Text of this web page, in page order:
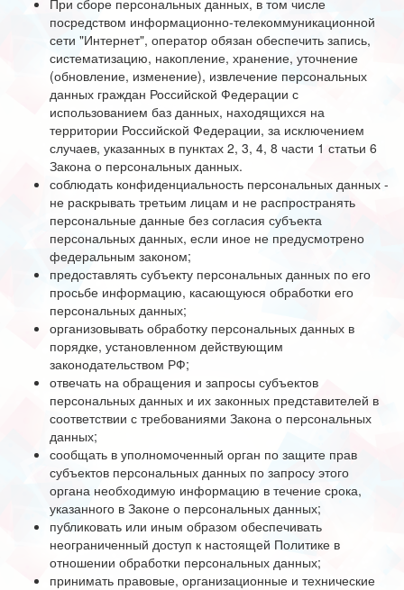
При сборе персональных данных, в том числе
посредством информационно-телекоммуникационной
сети "Интернет", оператор обязан обеспечить запись,
систематизацию, накопление, хранение, уточнение
(обновление, изменение), извлечение персональных
данных граждан Российской Федерации с
использованием баз данных, находящихся на
территории Российской Федерации, за исключением
случаев, указанных в пунктах 2, 3, 4, 8 части 1 статьи 6
Закона о персональных данных.
соблюдать конфиденциальность персональных данных -
не раскрывать третьим лицам и не распространять
персональные данные без согласия субъекта
персональных данных, если иное не предусмотрено
федеральным законом;
предоставлять субъекту персональных данных по его
просьбе информацию, касающуюся обработки его
персональных данных;
организовывать обработку персональных данных в
порядке, установленном действующим
законодательством РФ;
отвечать на обращения и запросы субъектов
персональных данных и их законных представителей в
соответствии с требованиями Закона о персональных
данных;
сообщать в уполномоченный орган по защите прав
субъектов персональных данных по запросу этого
органа необходимую информацию в течение срока,
указанного в Законе о персональных данных;
публиковать или иным образом обеспечивать
неограниченный доступ к настоящей Политике в
отношении обработки персональных данных;
принимать правовые, организационные и технические